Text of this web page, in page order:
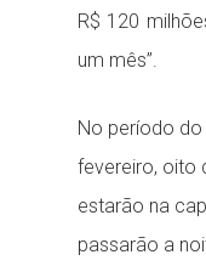
R$ 120
um mês”.
No período do
fevereiro, oito
estarão na
passarão a